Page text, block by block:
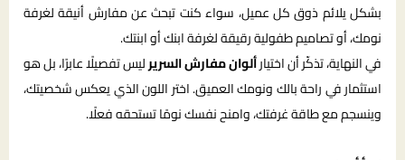
بشكل يلائم ذوق كل عميل، سواء كنت تبحث عن مفارش أنيقة لغرفة
نومك، أو تصاميم طفولية رقيقة لغرفة ابنك أو ابنتك.
في النهاية، تذكّر أن اختيارألوان مفارش السريرليس تفصيلًا عابرًا، بل هو
استثمار في راحة بالك ونومك العميق. اختر اللون الذي يعكس شخصيتك،
وينسجم مع طاقة غرفتك، وامنح نفسك نومًا تستحقه فعلًا.